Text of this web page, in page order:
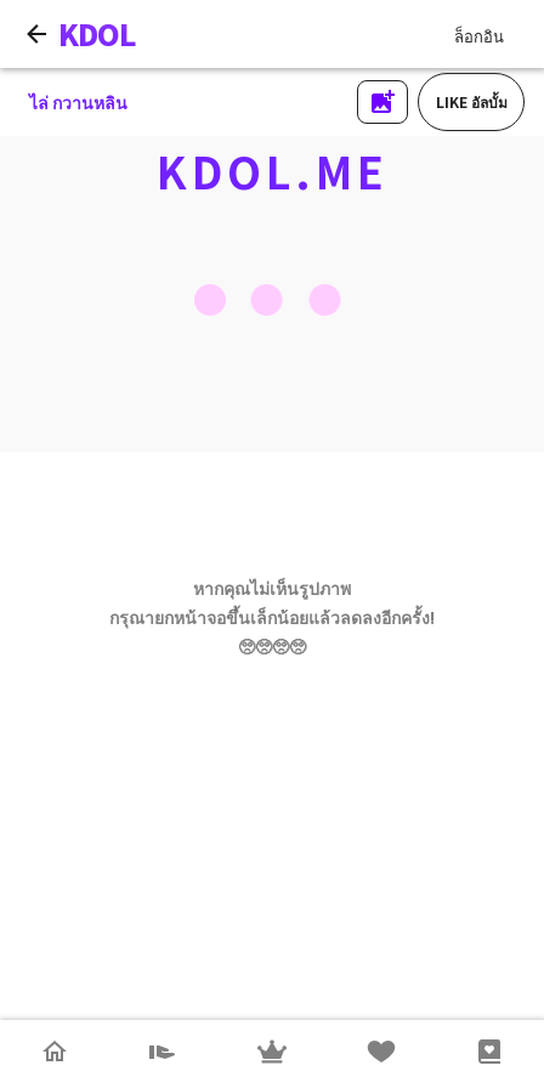
KDOL ล็อกอิน
ไล่ กวานหลิน LIKE อัลบั้ม
KDOL.ME
หากคุณไม่เห็นรูปภาพ
กรุณายกหน้าจอขึ้นเล็กน้อยแล้วลดลงอีกครั้ง!
🥺🥺🥺🥺